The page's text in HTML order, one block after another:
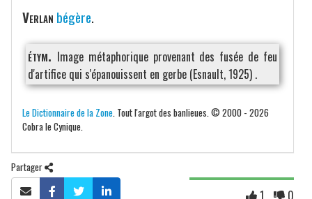
Verlan bégère.
étym. Image métaphorique provenant des fusée de feu
d'artifice qui s'épanouissent en gerbe (Esnault, 1925) .
Le Dictionnaire de la Zone . Tout l'argot des banlieues. © 2000 - 2026
Cobra le Cynique.
Partager
1 0